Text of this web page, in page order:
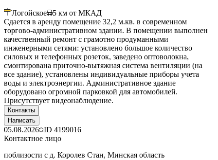
Логойское 5 км от МКАД
Сдается в аренду помещение 32,2 м.кв. в современном
торгово-административном здании. В помещении выполнен
качественный ремонт с грамотно продуманными
инженерными сетями: установлено большое количество
силовых и телефонных розеток, заведено оптоволокна,
смонтирована приточно-вытяжная система вентиляции (на
все здание), установлены индивидуальные приборы учета
воды и электроэнергии. Административное здание
оборудовано огромной парковкой для автомобилей.
Присутствует видеонаблюдение.
Контакты
Написать
05.08.2026 ID 4199016
Контактное лицо
поблизости с д. Королев Стан, Минская область